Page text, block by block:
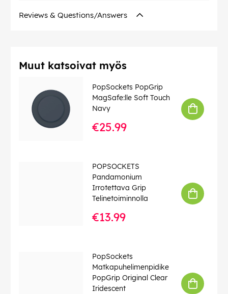
840173724484
EAN:
Reviews & Questions/Answers
Muut katsoivat myös
PopSockets PopGrip
MagSafe:lle Soft Touch
Navy
€25.99
POPSOCKETS
Pandamonium
Irrotettava Grip
Telinetoiminnolla
€13.99
PopSockets
Matkapuhelimenpidike
PopGrip Original Clear
Iridescent